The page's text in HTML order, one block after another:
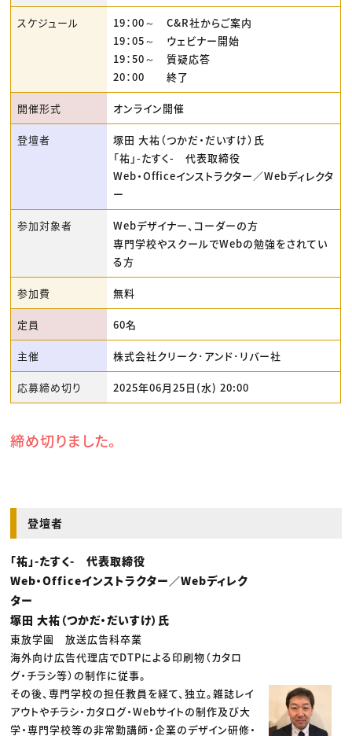
スケジュール
19：00～ C&R社からご案内
19：05～ ウェビナー開始
19：50～ 質疑応答
20：00 終了
開催形式 オンライン開催
登壇者
塚田 大祐（つかだ・だいすけ）氏
「祐」-たすく- 代表取締役
Web・Officeインストラクター／Webディレクタ
ー
参加対象者
Webデザイナー、コーダーの方
専門学校やスクールでWebの勉強をされてい
る方
参加費 無料
定員 60名
主催 株式会社クリーク･アンド･リバー社
応募締め切り 2025年06月25日(水) 20:00
締め切りました。
登壇者
「祐」-たすく- 代表取締役
Web・Officeインストラクター／Webディレク
ター
塚田 大祐（つかだ・だいすけ）氏
東放学園 放送広告科卒業
海外向け広告代理店でDTPによる印刷物（カタロ
グ・チラシ等）の制作に従事。
その後、専門学校の担任教員を経て、独立。雑誌レイ
アウトやチラシ・カタログ・Webサイトの制作及び大
学・専門学校等の非常勤講師・企業のデザイン研修・